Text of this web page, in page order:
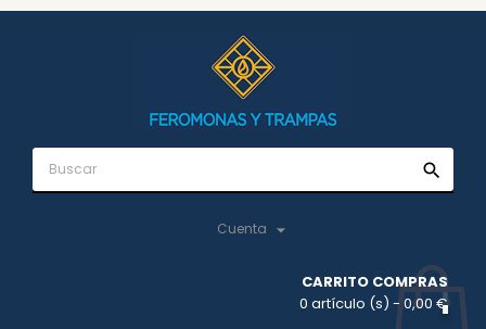
search
Cuenta 
CARRITO COMPRAS
0 artículo (s) - 0,00 €